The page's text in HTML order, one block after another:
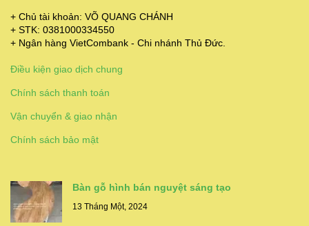
+ Chủ tài khoản: VÕ QUANG CHÁNH
+ STK: 0381000334550
+ Ngân hàng VietCombank - Chi nhánh Thủ Đức.
Điều kiện giao dịch chung
Chính sách thanh toán
Vận chuyển & giao nhận
Chính sách bảo mật
Bàn gỗ hình bán nguyệt sáng tạo
13 Tháng Một, 2024